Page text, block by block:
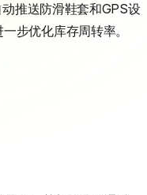
推送防滑鞋套和GPS设
步优化库存周转率。